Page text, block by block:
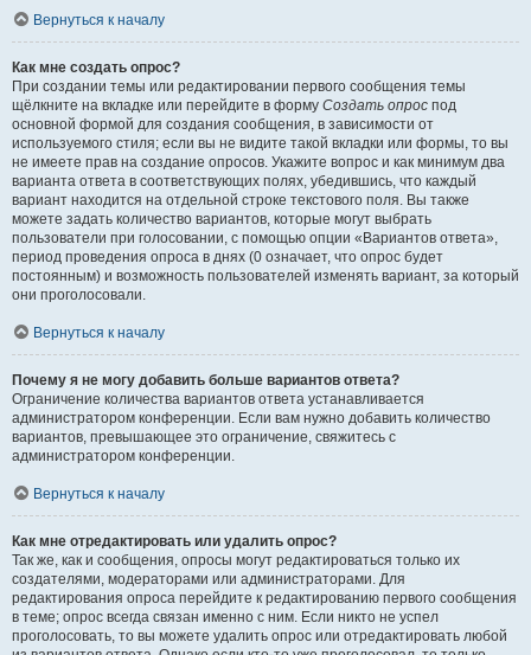
Вернуться к началу
Как мне создать опрос?
При создании темы или редактировании первого сообщения темы
щёлкните на вкладке или перейдите в форму Создать опрос под
основной формой для создания сообщения, в зависимости от
используемого стиля; если вы не видите такой вкладки или формы, то вы
не имеете прав на создание опросов. Укажите вопрос и как минимум два
варианта ответа в соответствующих полях, убедившись, что каждый
вариант находится на отдельной строке текстового поля. Вы также
можете задать количество вариантов, которые могут выбрать
пользователи при голосовании, с помощью опции «Вариантов ответа»,
период проведения опроса в днях (0 означает, что опрос будет
постоянным) и возможность пользователей изменять вариант, за который
они проголосовали.
Вернуться к началу
Почему я не могу добавить больше вариантов ответа?
Ограничение количества вариантов ответа устанавливается
администратором конференции. Если вам нужно добавить количество
вариантов, превышающее это ограничение, свяжитесь с
администратором конференции.
Вернуться к началу
Как мне отредактировать или удалить опрос?
Так же, как и сообщения, опросы могут редактироваться только их
создателями, модераторами или администраторами. Для
редактирования опроса перейдите к редактированию первого сообщения
в теме; опрос всегда связан именно с ним. Если никто не успел
проголосовать, то вы можете удалить опрос или отредактировать любой